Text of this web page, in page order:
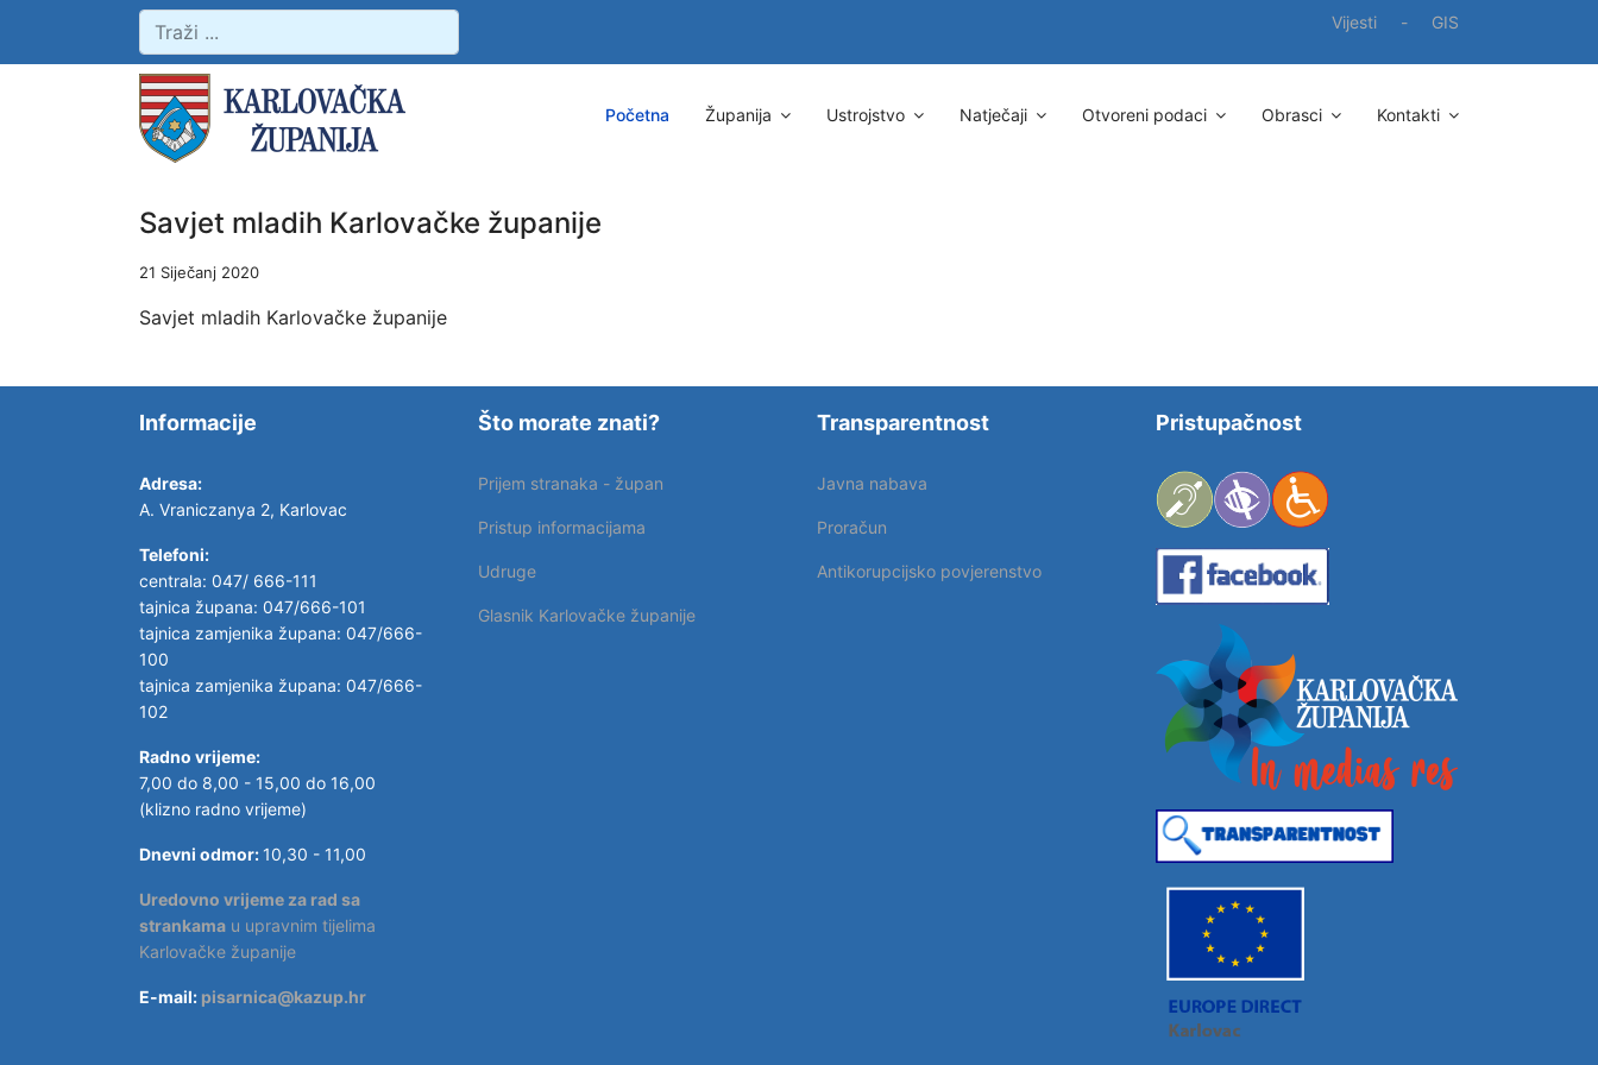
Vijesti - GIS
Početna Županija Ustrojstvo Natječaji Otvoreni podaci Obrasci Kontakti
Savjet mladih Karlovačke županije
21 Siječanj 2020
Savjet mladih Karlovačke županije
Informacije
Adresa:
A. Vraniczanya 2, Karlovac
Telefoni:
centrala: 047/ 666-111
tajnica župana: 047/666-101
tajnica zamjenika župana: 047/666-
100
tajnica zamjenika župana: 047/666-
102
Radno vrijeme:
7,00 do 8,00 - 15,00 do 16,00
(klizno radno vrijeme)
Dnevni odmor: 10,30 - 11,00
Uredovno vrijeme za rad sa
strankama u upravnim tijelima
Karlovačke županije
E-mail: pisarnica@kazup.hr
Što morate znati?
Prijem stranaka - župan
Pristup informacijama
Udruge
Glasnik Karlovačke županije
Transparentnost
Javna nabava
Proračun
Antikorupcijsko povjerenstvo
Pristupačnost